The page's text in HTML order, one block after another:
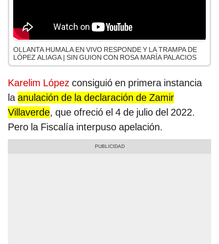
OLLANTA HUMALA EN VIVO RESPONDE Y LA TRAMPA DE
LÓPEZ ALIAGA | SIN GUION CON ROSA MARÍA PALACIOS
Karelim López consiguió en primera instancia
laanulación de la declaración de Zamir
Villaverde, que ofreció el 4 de julio del 2022.
Pero la Fiscalía interpuso apelación.